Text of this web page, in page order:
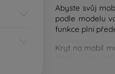
Abyste svůj
podle modelu
funkce plní
Kryt na mobil